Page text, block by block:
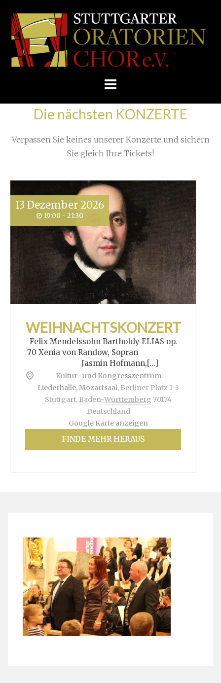
Skip
E.V.
Home Konzert
Die nächsten KONZERTE
Verpassen Sie keines unserer Konzerte und sichern
Sie gleich Ihre Tickets!
13 Dezember 2026
19:00 - 21:30
WEIHNACHTSKONZERT
Felix Mendelssohn Bartholdy ELIAS op.
70 Xenia von Randow, Sopran
Jasmin Hofmann,[...]
Kultur- und Kongresszentrum
Liederhalle, Mozartsaal, Berliner Platz 1-3
Stuttgart, Baden-Württemberg 70174
Deutschland
Google Karte anzeigen
FINDE MEHR HERAUS